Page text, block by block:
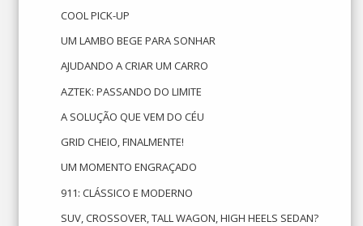
COOL PICK-UP
UM LAMBO BEGE PARA SONHAR
AJUDANDO A CRIAR UM CARRO
AZTEK: PASSANDO DO LIMITE
A SOLUÇÃO QUE VEM DO CÉU
GRID CHEIO, FINALMENTE!
UM MOMENTO ENGRAÇADO
911: CLÁSSICO E MODERNO
SUV, CROSSOVER, TALL WAGON, HIGH HEELS SEDAN?